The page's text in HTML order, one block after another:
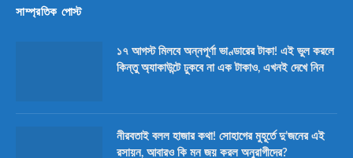
সাম্প্রতিক পোস্ট
১৭ আগস্ট মিলবে অন্নপূর্ণা ভাণ্ডারের টাকা! এই ভুল করলে
কিন্তু অ্যাকাউন্টে ঢুকবে না এক টাকাও, এখনই দেখে নিন
নীরবতাই বলল হাজার কথা! সোহাগের মুহূর্তে দু’জনের এই
রসায়ন, আবারও কি মন জয় করল অনুরাগীদের?